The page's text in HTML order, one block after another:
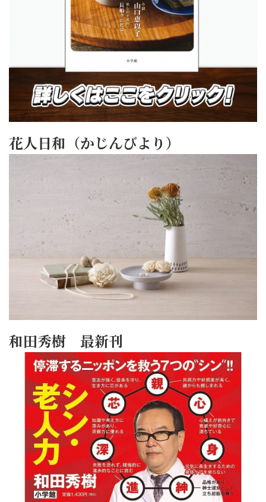
花人日和（かじんびより）
和田秀樹 最新刊